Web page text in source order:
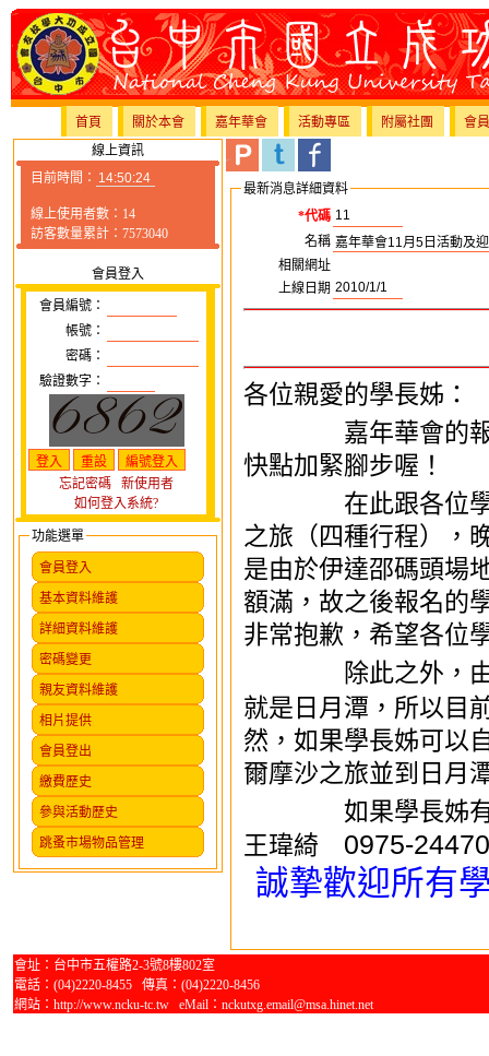
首頁 關於本會 嘉年華會 活動專區 附屬社團
會
線上資訊
目前時間：
線上使用者數：14
訪客數量累計：7573040
會員登入
會員編號：
帳號：
密碼：
驗證數字：
忘記密碼
新使用者
如何登入系統?
功能選單
會員登入
基本資料維護
詳細資料維護
密碼變更
親友資料維護
相片提供
會員登出
繳費歷史
參與活動歷史
跳蚤市場物品管理
最新消息詳細資料
*代碼
名稱
相關網址
上線日期
各位親愛的學長姊：
嘉年華會的報
快點加緊腳步喔！
在此跟各位學長
之旅（四種行程），
是由於伊達邵碼頭場
額滿，故之後報名的
非常抱歉，希望各位
除此之外，由於
就是日月潭，所以目
然，如果學長姊可以
爾摩沙之旅並到日月
如果學長姊有任
王瑋綺 0975-
誠摯歡迎所有
會址：台中市五權路2-3號8樓802室
電話：(04)2220-8455 傳真：(04)2220-8456
網站：http://www.ncku-tc.tw eMail：nckutxg.email@msa.hinet.net